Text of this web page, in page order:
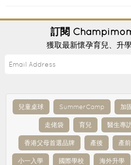
訂閱
獲取最新懷孕育兒、升
兒童桌球 SummerCamp 加
走佬袋 育兒 醫生專
香港父母首選品牌 產後 產前
小一入學 國際學校 海外升學